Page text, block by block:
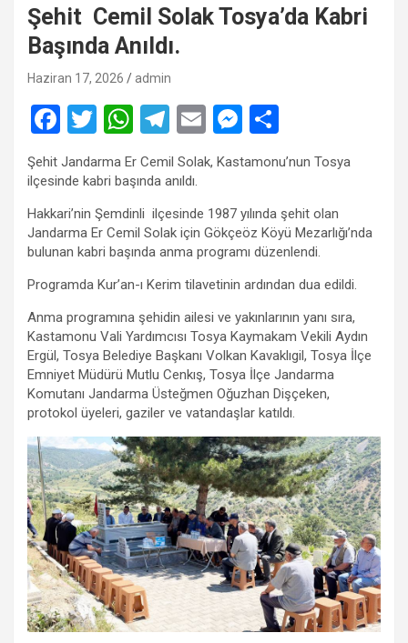
Şehit Cemil Solak Tosya’da Kabri
Başında Anıldı.
Haziran 17, 2026 admin
F
a
ce
b
o
o
k
T
tt
er
W
h
at
s
A
p
p
T
el
e
gr
a
m
E
m
ail
M
se
n
g
er
h
ar
e
Şehit Jandarma Er Cemil Solak, Kastamonu’nun Tosya
ilçesinde kabri başında anıldı.
Hakkari’nin Şemdinli ilçesinde 1987 yılında şehit olan
Jandarma Er Cemil Solak için Gökçeöz Köyü Mezarlığı’nda
bulunan kabri başında anma programı düzenlendi.
Programda Kur’an-ı Kerim tilavetinin ardından dua edildi.
Anma programına şehidin ailesi ve yakınlarının yanı sıra,
Kastamonu Vali Yardımcısı Tosya Kaymakam Vekili Aydın
Ergül, Tosya Belediye Başkanı Volkan Kavaklıgil, Tosya İlçe
Emniyet Müdürü Mutlu Cenkış, Tosya İlçe Jandarma
Komutanı Jandarma Üsteğmen Oğuzhan Dişçeken,
protokol üyeleri, gaziler ve vatandaşlar katıldı.